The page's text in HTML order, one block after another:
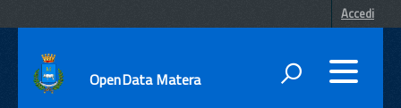
Accedi
OpenData Matera